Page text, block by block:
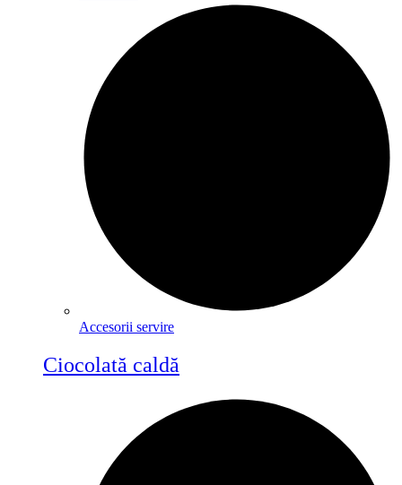
Accesorii servire
Ciocolată caldă